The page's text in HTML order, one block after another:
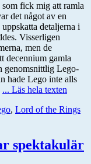
fick mig att ramla
det något av en
detaljerna i
Visserligen
men de
decennium gamla
genomsnittlig Lego-
hade Lego inte alls
... Läs hela texten
, Lord of the Rings
spektakulär